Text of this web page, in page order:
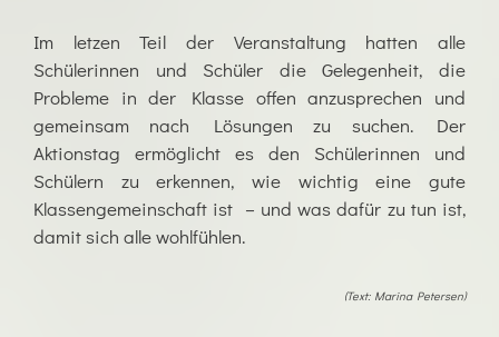
Im letzen Teil der Veranstaltung hatten alle
Schülerinnen und Schüler die Gelegenheit, die
Probleme in der Klasse offen anzusprechen und
gemeinsam nach Lösungen zu suchen. Der
Aktionstag ermöglicht es den Schülerinnen und
Schülern zu erkennen, wie wichtig eine gute
Klassengemeinschaft ist – und was dafür zu tun ist,
damit sich alle wohlfühlen.
(Text: Marina Petersen)